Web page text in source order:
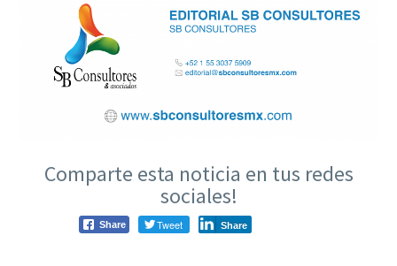
Comparte esta noticia en tus redes
sociales!
Share Tweet Share